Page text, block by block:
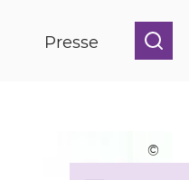
Presse
©